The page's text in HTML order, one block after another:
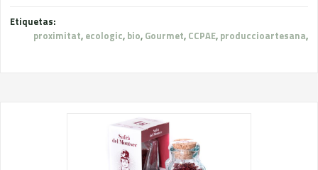
Etiquetas:
proximitat, ecologic, bio, Gourmet, CCPAE, produccioartesana,